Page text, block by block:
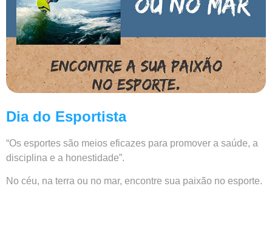
Dia do Esportista
“Os esportes são meios eficazes para promover a saúde, a
disciplina e a honestidade”.
No céu, na terra ou no mar, encontre sua paixão no esporte.